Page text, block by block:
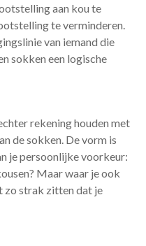
aan kou te
te verminderen.
van iemand die
sokken een logische
rekening houden met
de sokken. De vorm is
je persoonlijke voorkeur:
Maar waar je ook
zo strak zitten dat je